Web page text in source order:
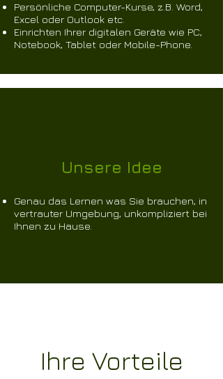
Persönliche Computer-Kurse, z.B. Word,
Excel oder Outlook etc.
Einrichten Ihrer digitalen Geräte wie PC,
Notebook, Tablet oder Mobile-Phone.
Unsere Idee
Genau das Lernen was Sie brauchen, in
vertrauter Umgebung, unkompliziert bei
Ihnen zu Hause.
Ihre Vorteile